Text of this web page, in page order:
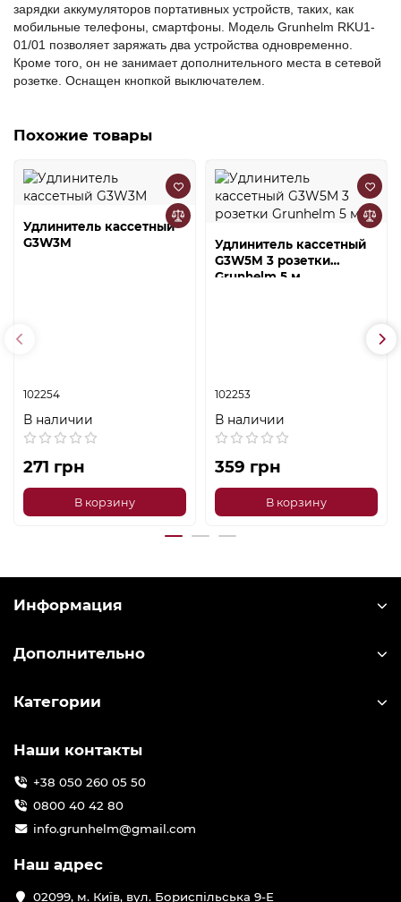
зарядки аккумуляторов портативных устройств, таких, как
мобильные телефоны, смартфоны. Модель Grunhelm RKU1-
01/01 позволяет заряжать два устройства одновременно.
Кроме того, он не занимает дополнительного места в сетевой
розетке. Оснащен кнопкой выключателем.
Похожие товары
Удлинитель кассетный
G3W3M
102254
В наличии
271 грн
В корзину
Удлинитель кассетный
G3W5M 3 розетки
Grunhelm 5 м
102253
В наличии
359 грн
В корзину
Информация
Дополнительно
Категории
Наши контакты
+38 050 260 05 50
0800 40 42 80
info.grunhelm@gmail.com
Наш адрес
02099, м. Київ, вул. Бориспільська 9-Е